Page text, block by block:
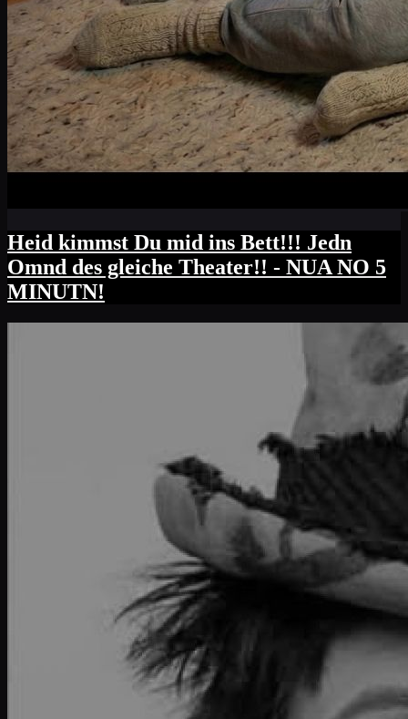
Heid kimmst Du mid ins Bett!!! Jedn
Omnd des gleiche Theater!! - NUA NO 5
MINUTN!